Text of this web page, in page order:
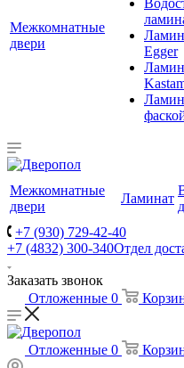
Межкомнатные
двери
Egger
Межкомнатные
двери
Ламинат
+7 (930) 729-42-40
+7 (4832) 300-340Отдел
Заказать звонок
Отложенные 0
Отложенные 0